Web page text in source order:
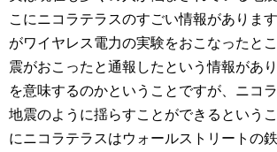
こにニコラテラスのすごい情報がありま
がワイヤレス電力の実験をおこなったと
震がおこったと通報したという情報があ
を意味するのかということですが、ニコ
地震のように揺らすことができるという
にニコラテラスはウォールストリートの